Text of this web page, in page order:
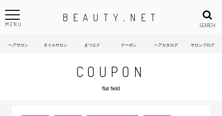
BEAUTY.NET
ヘアサロン ネイルサロン まつエク クーポン ヘアカタログ サロンブログ
MENU SEARCH
COUPON
flat field